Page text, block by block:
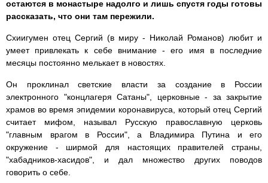
остаются в монастыре надолго и лишь спустя годы готовы
рассказать, что они там пережили.
Схиигумен отец Сергий (в миру - Николай Романов) любит и
умеет привлекать к себе внимание - его имя в последние
месяцы постоянно мелькает в новостях.
Он проклинал светские власти за создание в России
электронного "концлагеря Сатаны", церковные - за закрытие
храмов во время эпидемии коронавируса, который отец Сергий
считает мифом, называл Русскую православную церковь
"главным врагом в России", а Владимира Путина и его
окружение - ширмой для настоящих правителей страны,
"хабадников-хасидов", и дал множество других поводов
говорить о себе.